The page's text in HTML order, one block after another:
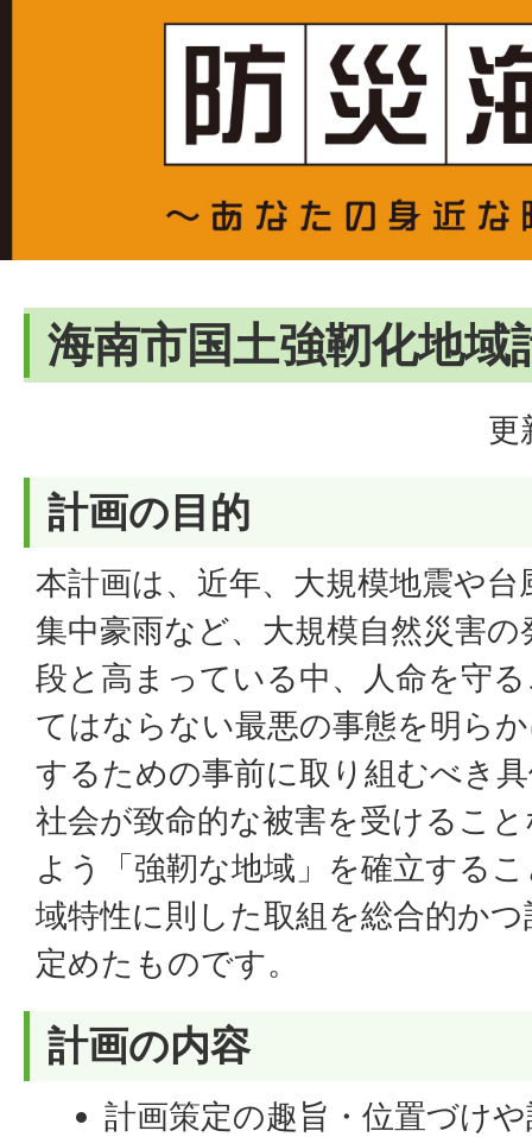
海南市国土強靭化地域
更
計画の目的
本計画は、近年、大規模地震や
集中豪雨など、大規模自然災害
段と高まっている中、人命を守
てはならない最悪の事態を明ら
するための事前に取り組むべき
社会が致命的な被害を受けるこ
よう「強靭な地域」を確立する
域特性に則した取組を総合的か
定めたものです。
計画の内容
計画策定の趣旨・位置づけ